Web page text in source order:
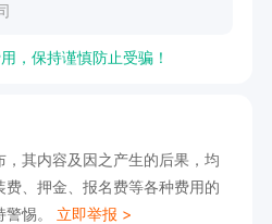
、免费培训、晋升空间。
，保持谨慎防止受骗！
其内容及因之产生的后果，均
、押金、报名费等各种费用的
惕。 立即举报 >